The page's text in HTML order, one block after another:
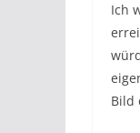
Ich
Bild